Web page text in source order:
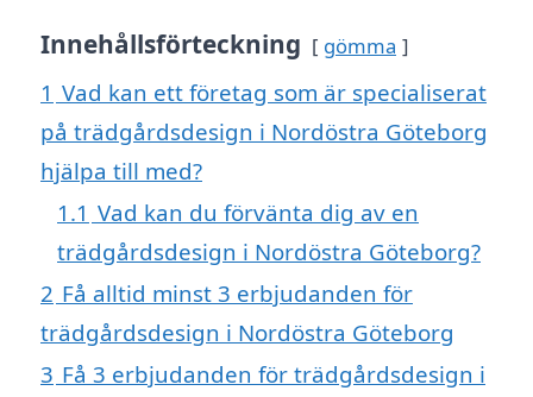
Innehållsförteckning gömma
1 Vad kan ett företag som är specialiserat
på trädgårdsdesign i Nordöstra Göteborg
hjälpa till med?
1.1 Vad kan du förvänta dig av en
trädgårdsdesign i Nordöstra Göteborg?
2 Få alltid minst 3 erbjudanden för
trädgårdsdesign i Nordöstra Göteborg
3 Få 3 erbjudanden för trädgårdsdesign i